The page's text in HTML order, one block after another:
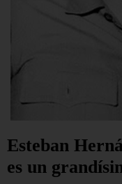
Esteban
es un